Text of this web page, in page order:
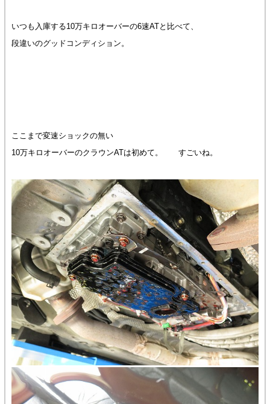
いつも入庫する10万キロオーバーの6速ATと比べて、
段違いのグッドコンディション。
ここまで変速ショックの無い
10万キロオーバーのクラウンATは初めて。 すごいね。